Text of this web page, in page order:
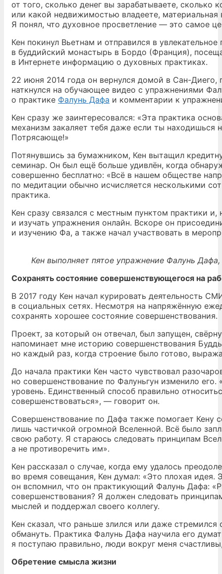
от того, сколько денег вы зарабатываете, сколько
или какой недвижимостью владеете,
Я понял, что духовное просветление — это самое
Кен покинул Вьетнам и отправился в
в буддийский монастырь в Бордо (Франция),
в Интернете информацию о духовных практиках.
22 июня 2014 года он вернулся домой в Сан-
наткнулся на обучающее видео с упражнениями
о практике Фалунь Дафа и комментарии к
Кен сразу же заинтересовался: «Эта практика
механизм закаляет тебя даже если ты находишься
Потрясающе!»
Потянувшись за бумажником, Кен вытащил
семинар. Он был ещё больше удивлён, когда
совершенно бесплатно: «Всё в нашем обществе
по медитации обычно исчисляется несколькими
практика.
Кен сразу связался с местным пунктом практики
и изучать упражнения онлайн. Вскоре он
и изучению Фа, а также начал участвовать в
Кен выполняет пятое упражнение Фалунь
Сохранять состояние совершенствующегося на
В 2017 году Кен начал курировать деятельность
в социальных сетях. Несмотря на напряжённую
сохранять хорошее состояние совершенствования.
Проект, за который он отвечал, был запущен,
напоминает мне историю совершенствования
но каждый раз, когда строение было готово,
До начала практики Кен часто чувствовал
но совершенствование по Фалуньгун изменило
уровень. Единственный способ правильно
совершенствоваться», — говорит он.
Совершенствование по Дафа также помогает Кену
лишь частичкой огромной Вселенной. Всё было
свою работу. Я стараюсь следовать принципам
а не противоречить им».
Кен рассказал о случае, когда ему удалось
во время совещания, Кен думал: «Это плохая идея.
он вспомнил, что он практикующий Фалунь Дафа:
совершенствования? Я должен следовать
мыслей и поддержал своего коллегу.
Кен сказал, что раньше злился или даже
обмануть. Практика Фалунь Дафа научила его
я поступаю правильно, люди вокруг меня
Обретение смысла жизни